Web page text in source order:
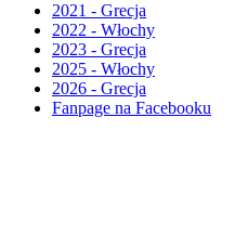
2021 - Grecja
2022 - Włochy
2023 - Grecja
2025 - Włochy
2026 - Grecja
Fanpage na Facebooku